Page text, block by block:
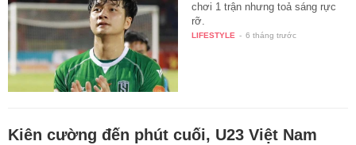
chơi 1 trận nhưng toả sáng rực
rỡ.
LIFESTYLE - 6 tháng trước
Kiên cường đến phút cuối, U23 Việt Nam